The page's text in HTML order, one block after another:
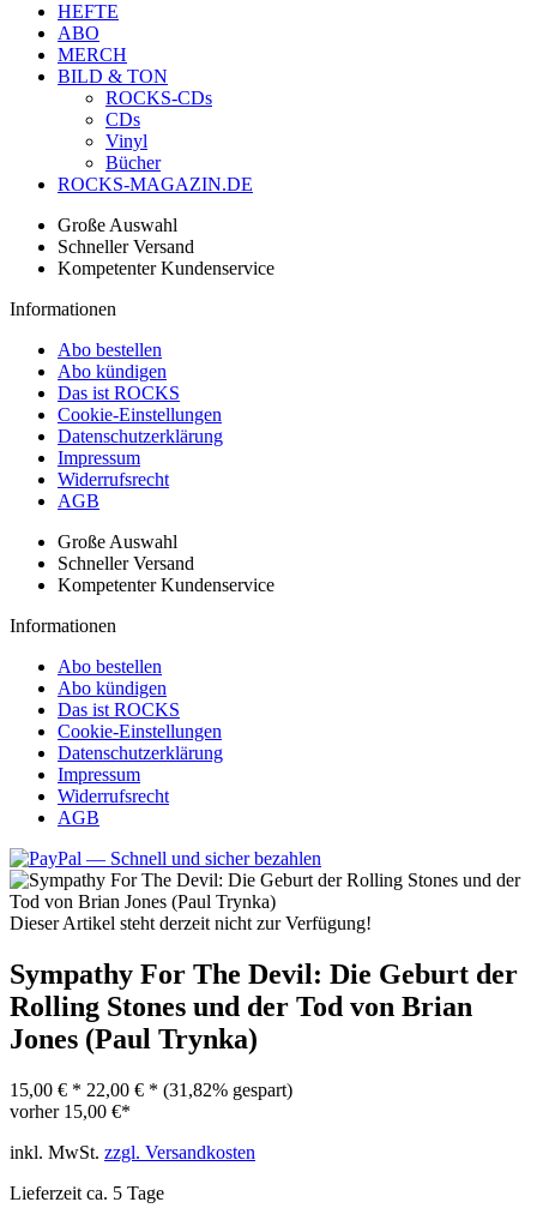
HEFTE
ABO
MERCH
BILD & TON
ROCKS-CDs
CDs
Vinyl
Bücher
ROCKS-MAGAZIN.DE
Große Auswahl
Schneller Versand
Kompetenter Kundenservice
Informationen
Abo bestellen
Abo kündigen
Das ist ROCKS
Cookie-Einstellungen
Datenschutzerklärung
Impressum
Widerrufsrecht
AGB
Große Auswahl
Schneller Versand
Kompetenter Kundenservice
Informationen
Abo bestellen
Abo kündigen
Das ist ROCKS
Cookie-Einstellungen
Datenschutzerklärung
Impressum
Widerrufsrecht
AGB
Dieser Artikel steht derzeit nicht zur Verfügung!
Sympathy For The Devil: Die Geburt der
Rolling Stones und der Tod von Brian
Jones (Paul Trynka)
15,00 € * 22,00 € * (31,82% gespart)
vorher 15,00 €*
inkl. MwSt. zzgl. Versandkosten
Lieferzeit ca. 5 Tage